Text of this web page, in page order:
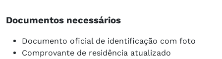
Documentos necessários
Documento oficial de identificação com foto
Comprovante de residência atualizado